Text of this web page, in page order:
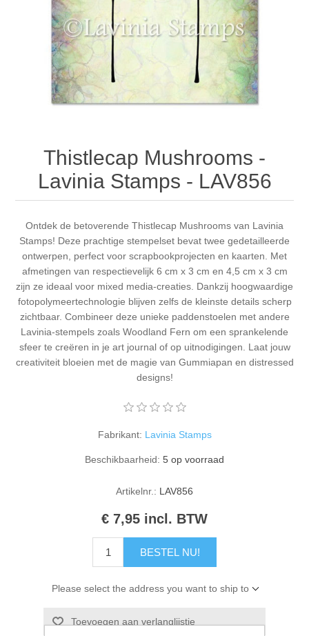
Stompkaarsen
Magic
Personen
Steampunk
60 bij 40 cm
Alcohol ink
Embossing
Foto's
Inkleuren
Gummiapan
Lavinia Stamps
CraftEmotions
Distress
Ranger
Staedtler
Inspiratie
Art Journal 2025
Kaarten 2025
Art Journal 2024
kaarten 2022
Art journal 2022
Kaarten 2021
Thistlecap Mushrooms -
Lavinia Stamps - LAV856
Ontdek de betoverende Thistlecap Mushrooms van Lavinia
Stamps! Deze prachtige stempelset bevat twee gedetailleerde
ontwerpen, perfect voor scrapbookprojecten en kaarten. Met
afmetingen van respectievelijk 6 cm x 3 cm en 4,5 cm x 3 cm
zijn ze ideaal voor mixed media-creaties. Dankzij hoogwaardige
fotopolymeertechnologie blijven zelfs de kleinste details scherp
zichtbaar. Combineer deze unieke paddenstoelen met andere
Lavinia-stempels zoals Woodland Fern om een sprankelende
sfeer te creëren in je art journal of op uitnodigingen. Laat jouw
creativiteit bloeien met de magie van Gummiapan en distressed
designs!
Fabrikant: Lavinia Stamps
Beschikbaarheid: 5 op voorraad
Artikelnr.: LAV856
€ 7,95 incl. BTW
BESTEL NU!
Please select the address you want to ship to
Toevoegen aan verlanglijstje